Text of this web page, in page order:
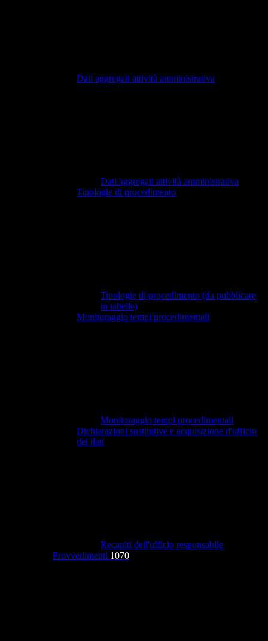
Dati aggregati attività amministrativa
Dati aggregati attività amministrativa
Tipologie di procedimento
Tipologie di procedimento (da pubblicare
in tabelle)
Monitoraggio tempi procedimentali
Monitoraggio tempi procedimentali
Dichiarazioni sostitutive e acquisizione d'ufficio
dei dati
Recapiti dell'ufficio responsabile
Provvedimenti 1070